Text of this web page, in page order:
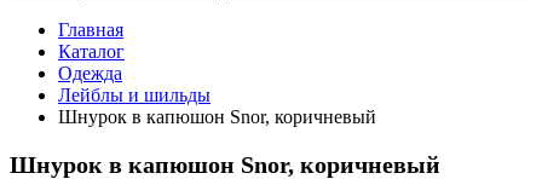
Главная
Каталог
Одежда
Лейблы и шильды
Шнурок в капюшон Snor, коричневый
Шнурок в капюшон Snor, коричневый